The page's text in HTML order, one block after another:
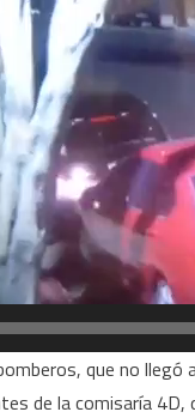
que no
de la comisaría